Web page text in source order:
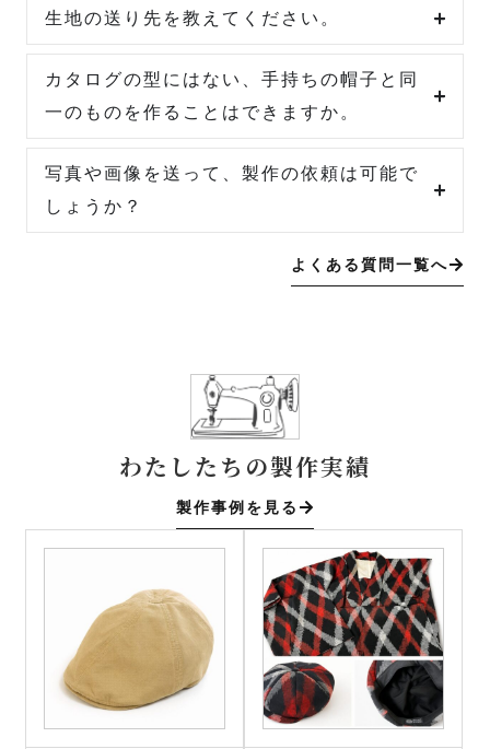
生地の送り先を教えてください。
カタログの型にはない、手持ちの帽子と同
一のものを作ることはできますか。
写真や画像を送って、製作の依頼は可能で
しょうか？
よくある質問一覧へ
わたしたちの製作実績
製作事例を見る